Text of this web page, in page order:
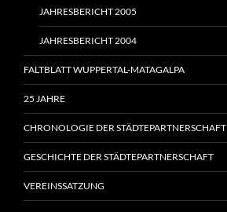
JAHRESBERICHT 2005
JAHRESBERICHT 2004
FALTBLATT WUPPERTAL-MATAGALPA
25 JAHRE
CHRONOLOGIE DER STÄDTEPARTNERSCHAFT
GESCHICHTE DER STÄDTEPARTNERSCHAFT
VEREINSSATZUNG